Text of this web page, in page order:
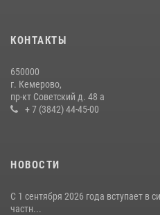
20 июля 2026, 08:52
гипермаркета товары на 13 тысяч
16 июля 2026, 06:43
КОНТАКТЫ
650000
г. Кемерово,
пр-кт Советский д. 48 а
+ 7 (3842) 44-45-00
НОВОСТИ
С 1 сентября 2026 года вступает в
частн...